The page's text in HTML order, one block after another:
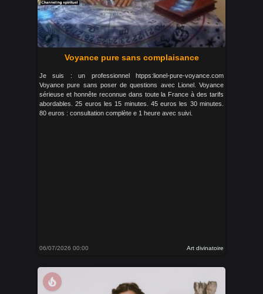
Voyance pure sans complaisance
Je suis : un professionnel htpps:lionel-pure-voyance.com
Voyance pure sans poser de questions avec Lionel. Voyance
sérieuse et honnête reconnue dans toute la France à des tarifs
abordables. 25 euros les 15 minutes. 45 euros les 30 minutes.
80 euros : consultation complète e 1 heure avec suivi.
06/07/2026 00:00 Art divinatoire
local_fire_department